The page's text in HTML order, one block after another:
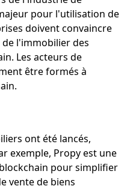
pour l'utilisation de
doivent convaincre
l'immobilier des
Les acteurs de
être formés à
ont été lancés,
exemple, Propy est une
pour simplifier
vente de biens